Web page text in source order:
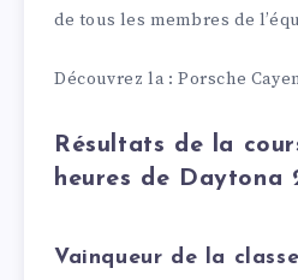
de tous les membres de
Découvrez la : Porsche
Résultats de la
heures de Daytona
Vainqueur de la